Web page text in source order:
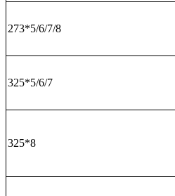
273*5/6/7/8
325*5/6/7
325*8